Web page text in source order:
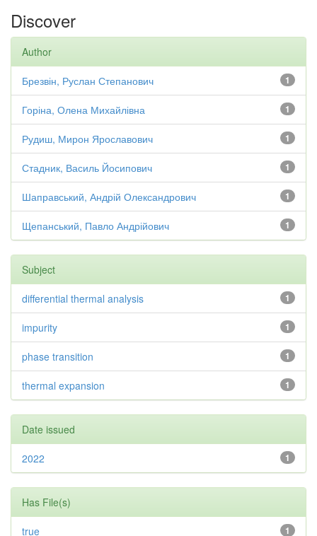
Discover
Author
1
Брезвін, Руслан Степанович
1
Горіна, Олена Михайлівна
1
Рудиш, Мирон Ярославович
1
Стадник, Василь Йосипович
1
Шаправський, Андрій Олександрович
1
Щепанський, Павло Андрійович
Subject
1
diﬀerential thermal analysis
1
impurity
1
phase transition
1
thermal expansion
Date issued
1
2022
Has File(s)
1
true